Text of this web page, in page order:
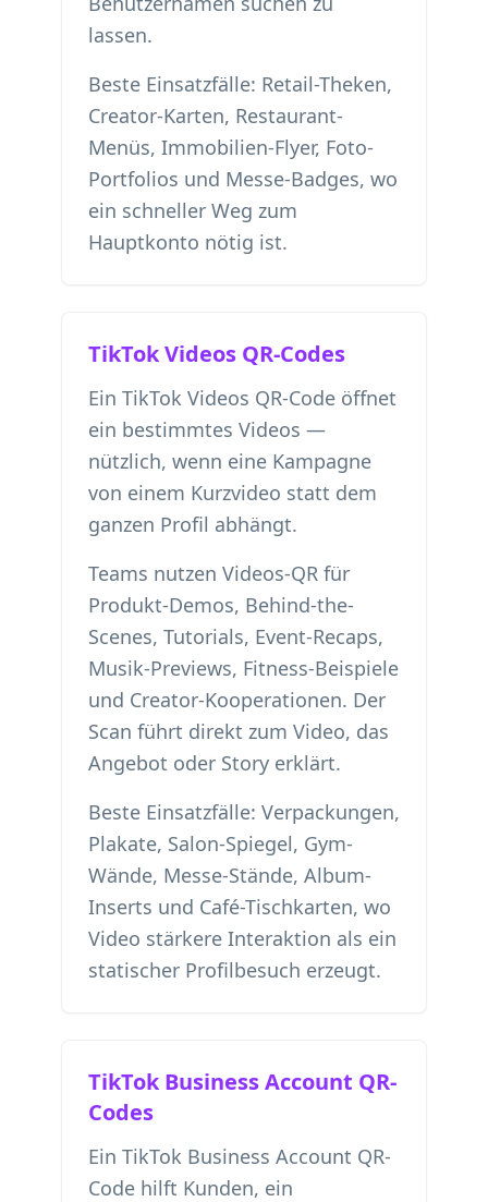
lassen.
Beste Einsatzfälle: Retail-Theken,
Creator-Karten, Restaurant-
Menüs, Immobilien-Flyer, Foto-
Portfolios und Messe-Badges, wo
ein schneller Weg zum
Hauptkonto nötig ist.
TikTok Videos QR-Codes
Ein TikTok Videos QR-Code öffnet
ein bestimmtes Videos —
nützlich, wenn eine Kampagne
von einem Kurzvideo statt dem
ganzen Profil abhängt.
Teams nutzen Videos-QR für
Produkt-Demos, Behind-the-
Scenes, Tutorials, Event-Recaps,
Musik-Previews, Fitness-Beispiele
und Creator-Kooperationen. Der
Scan führt direkt zum Video, das
Angebot oder Story erklärt.
Beste Einsatzfälle: Verpackungen,
Plakate, Salon-Spiegel, Gym-
Wände, Messe-Stände, Album-
Inserts und Café-Tischkarten, wo
Video stärkere Interaktion als ein
statischer Profilbesuch erzeugt.
TikTok Business Account QR-
Codes
Ein TikTok Business Account QR-
Code hilft Kunden, ein